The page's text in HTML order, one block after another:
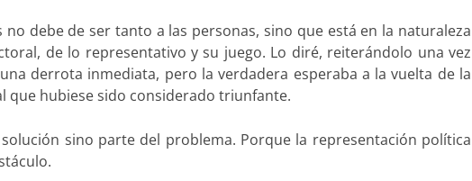
debe de ser tanto a las personas, sino que está en la naturaleza
de lo representativo y su juego. Lo diré, reiterándolo una vez
derrota inmediata, pero la verdadera esperaba a la vuelta de la
que hubiese sido considerado triunfante.
sino parte del problema. Porque la representación política